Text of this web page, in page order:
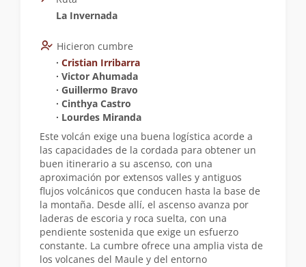
La Invernada
Hicieron cumbre
∙ Cristian Irribarra
∙ Victor Ahumada
∙ Guillermo Bravo
∙ Cinthya Castro
∙ Lourdes Miranda
Este volcán exige una buena logística acorde a
las capacidades de la cordada para obtener un
buen itinerario a su ascenso, con una
aproximación por extensos valles y antiguos
flujos volcánicos que conducen hasta la base de
la montaña. Desde allí, el ascenso avanza por
laderas de escoria y roca suelta, con una
pendiente sostenida que exige un esfuerzo
constante. La cumbre ofrece una amplia vista de
los volcanes del Maule y del entorno